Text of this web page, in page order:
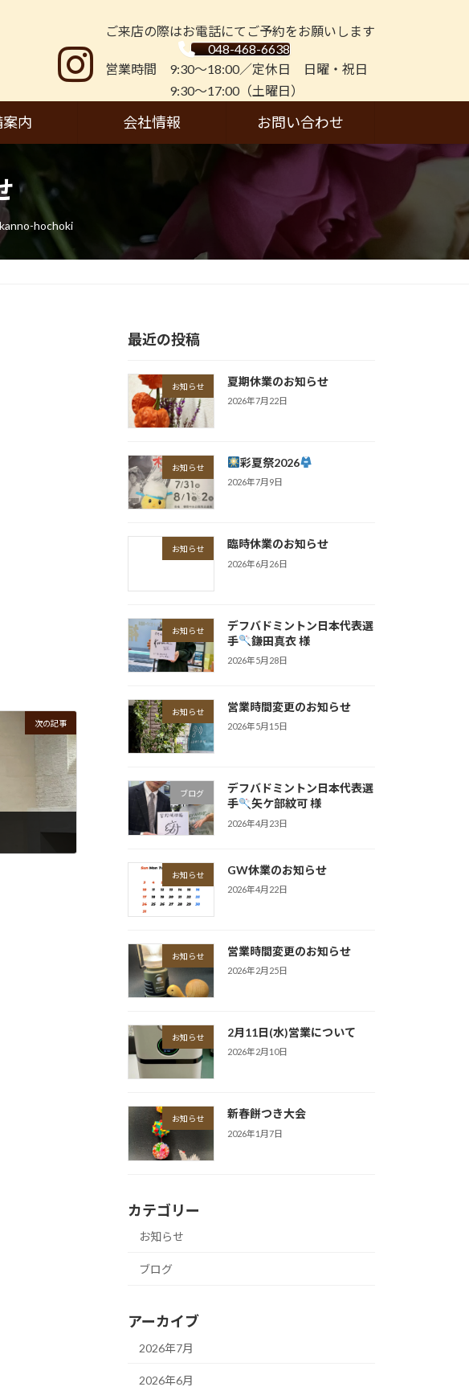
ご来店の際はお電話にてご予約をお願いします
048-468-6638
営業時間 9:30～18:00／定休日 日曜・祝日
9:30～17:00（土曜日）
内 会社情報 お問い合わせ
kanno-hochoki
次の記事
最近の投稿
お知らせ 夏期休業のお知らせ
2026年7月22日
お知らせ 彩夏祭2026
2026年7月9日
お知らせ 臨時休業のお知らせ
2026年6月26日
お知らせ
デフバドミントン日本代表選
手
鎌田真衣 様
2026年5月28日
お知らせ 営業時間変更のお知らせ
2026年5月15日
ブログ
デフバドミントン日本代表選
手
矢ケ部紋可 様
2026年4月23日
お知らせ GW休業のお知らせ
2026年4月22日
お知らせ 営業時間変更のお知らせ
2026年2月25日
お知らせ 2月11日(水)営業について
2026年2月10日
お知らせ 新春餅つき大会
2026年1月7日
カテゴリー
お知らせ
ブログ
アーカイブ
2026年7月
2026年6月